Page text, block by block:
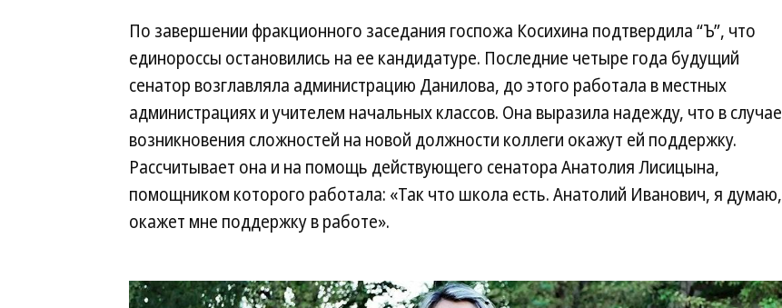
По завершении фракционного заседания госпожа Косихина подтвердила “Ъ”, что
единороссы остановились на ее кандидатуре. Последние четыре года будущий
сенатор возглавляла администрацию Данилова, до этого работала в местных
администрациях и учителем начальных классов. Она выразила надежду, что в случае
возникновения сложностей на новой должности коллеги окажут ей поддержку.
Рассчитывает она и на помощь действующего сенатора Анатолия Лисицына,
помощником которого работала: «Так что школа есть. Анатолий Иванович, я думаю,
окажет мне поддержку в работе».